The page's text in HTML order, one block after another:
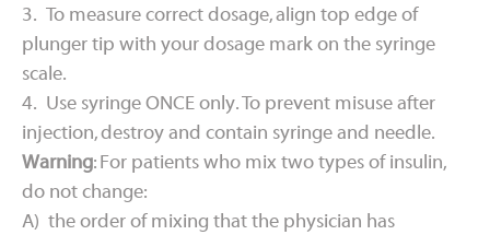
3. To measure correct dosage, align top edge of
plunger tip with your dosage mark on the syringe
scale.
4. Use syringe ONCE only. To prevent misuse after
injection, destroy and contain syringe and needle.
Warning: For patients who mix two types of insulin,
do not change:
A) the order of mixing that the physician has